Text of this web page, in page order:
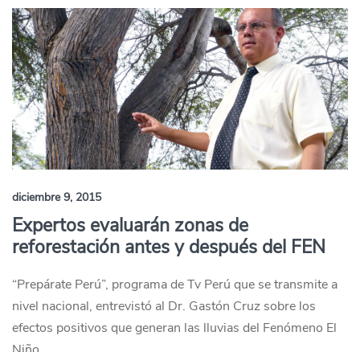
diciembre 9, 2015
Expertos evaluarán zonas de
reforestación antes y después del FEN
“Prepárate Perú”, programa de Tv Perú que se transmite a
nivel nacional, entrevistó al Dr. Gastón Cruz sobre los
efectos positivos que generan las lluvias del Fenómeno El